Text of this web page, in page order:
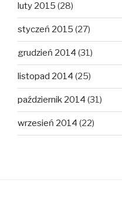
luty 2015 (28)
styczeń 2015 (27)
grudzień 2014 (31)
listopad 2014 (25)
październik 2014 (31)
wrzesień 2014 (22)